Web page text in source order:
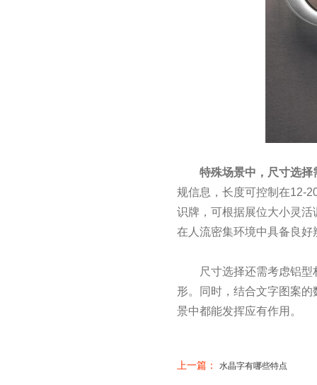
特殊场景中，尺寸选择
规信息，长度可控制在12-
识牌，可根据展位大小灵
在人流密集环境中具备良好
尺寸选择还需考虑铝型材
形。同时，结合文字图案
景中都能发挥应有作用。
上一篇： 水晶字有哪些特点